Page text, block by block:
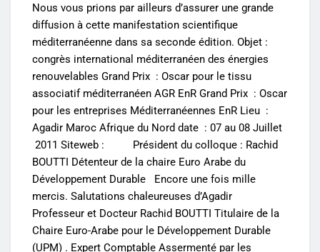
Nous vous prions par ailleurs d’assurer une grande
diffusion à cette manifestation scientifique
méditerranéenne dans sa seconde édition. Objet :
congrès international méditerranéen des énergies
renouvelables Grand Prix : Oscar pour le tissu
associatif méditerranéen AGR EnR Grand Prix : Oscar
pour les entreprises Méditerranéennes EnR Lieu :
Agadir Maroc Afrique du Nord date : 07 au 08 Juillet
2011 Siteweb : Président du colloque : Rachid
BOUTTI Détenteur de la chaire Euro Arabe du
Développement Durable Encore une fois mille
mercis. Salutations chaleureuses d’Agadir
Professeur et Docteur Rachid BOUTTI Titulaire de la
Chaire Euro-Arabe pour le Développement Durable
(UPM) . Expert Comptable Assermenté par les